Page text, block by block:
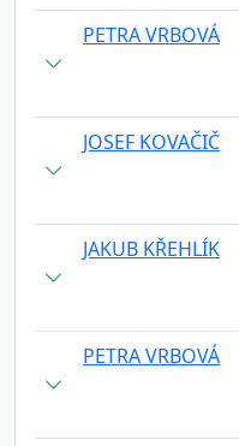
PETRA VRBOVÁ
JOSEF KOVAČIČ
JAKUB KŘEHLÍK
PETRA VRBOVÁ